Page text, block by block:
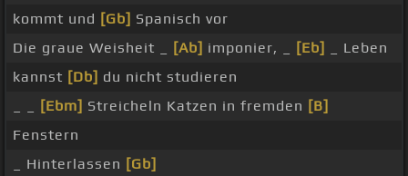
kommt und [Gb] Spanisch vor
Die graue Weisheit _
[Ab] imponier, _ [Eb]
_ Leben
kannst [Db] du nicht studieren
[Ebm] Streicheln Katzen in fremden [B]
Fenstern
_ Hinterlassen [Gb]